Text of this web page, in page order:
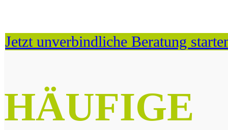
Jetzt unverbindliche Beratung
HÄUFIGE